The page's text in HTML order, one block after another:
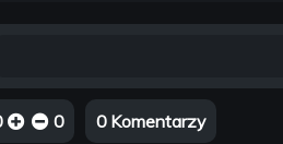
0 0 Komentarzy